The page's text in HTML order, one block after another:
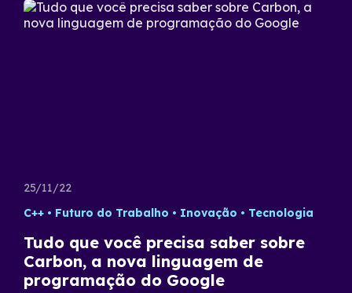
25/11/22
C++
Futuro do Trabalho Inovação Tecnologia
Tudo que você precisa saber sobre
Carbon, a nova linguagem de
programação do Google